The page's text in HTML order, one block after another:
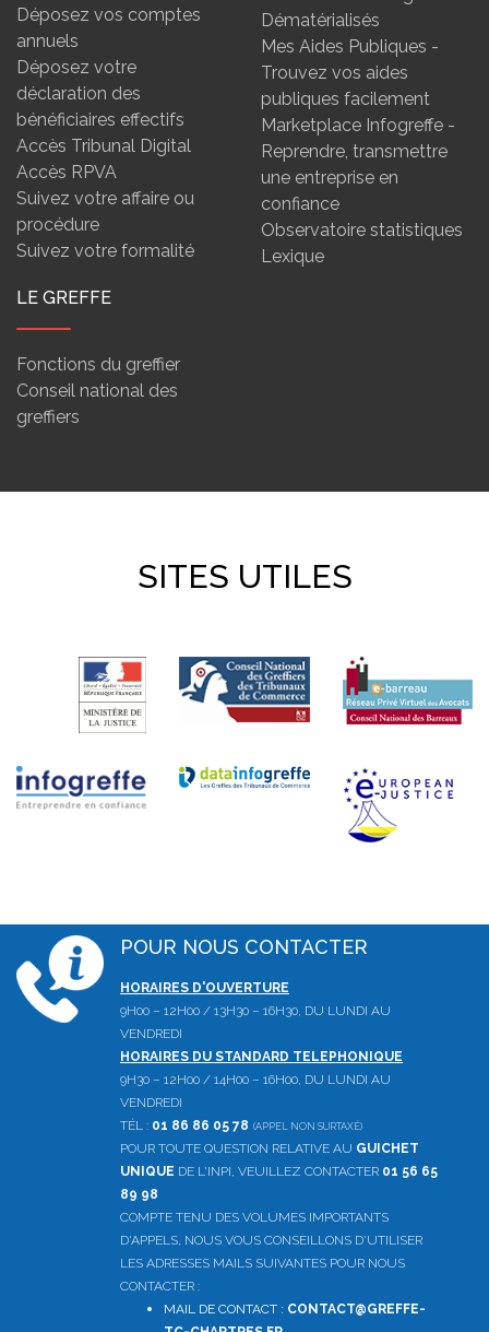
Déposez vos comptes
annuels
Déposez votre
déclaration des
bénéficiaires effectifs
Accès Tribunal Digital
Accès RPVA
Suivez votre affaire ou
procédure
Suivez votre formalité
Dématérialisés
Mes Aides Publiques -
Trouvez vos aides
publiques facilement
Marketplace Infogreffe -
Reprendre, transmettre
une entreprise en
confiance
Observatoire statistiques
Lexique
LE GREFFE
Fonctions du greffier
Conseil national des
greffiers
SITES UTILES
POUR NOUS CONTACTER
HORAIRES D'OUVERTURE
9H00 – 12H00 / 13H30 – 16H30, DU LUNDI AU
VENDREDI
HORAIRES DU STANDARD TELEPHONIQUE
9H30 – 12H00 / 14H00 – 16H00, DU LUNDI AU
VENDREDI
TÉL : 01 86 86 05 78 (APPEL NON SURTAXÉ)
POUR TOUTE QUESTION RELATIVE AU GUICHET
UNIQUE DE L'INPI, VEUILLEZ CONTACTER 01 56 65
89 98
COMPTE TENU DES VOLUMES IMPORTANTS
D'APPELS, NOUS VOUS CONSEILLONS D'UTILISER
LES ADRESSES MAILS SUIVANTES POUR NOUS
CONTACTER :
MAIL DE CONTACT : CONTACT@GREFFE-